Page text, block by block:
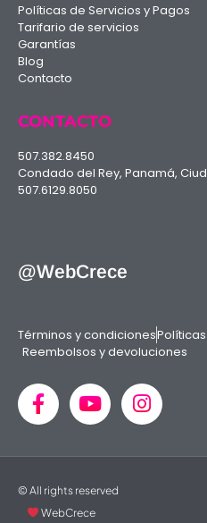
Políticas de Servicios y Pagos
Tarifario de servicios
Garantías
Blog
Contacto
CONTACTO
507.382.8450
Condado del Rey, Panamá,
507.6129.8050
@WebCrece
Términos y condiciones
Reembolsos y devoluciones
© All rights reserved
WebCrece